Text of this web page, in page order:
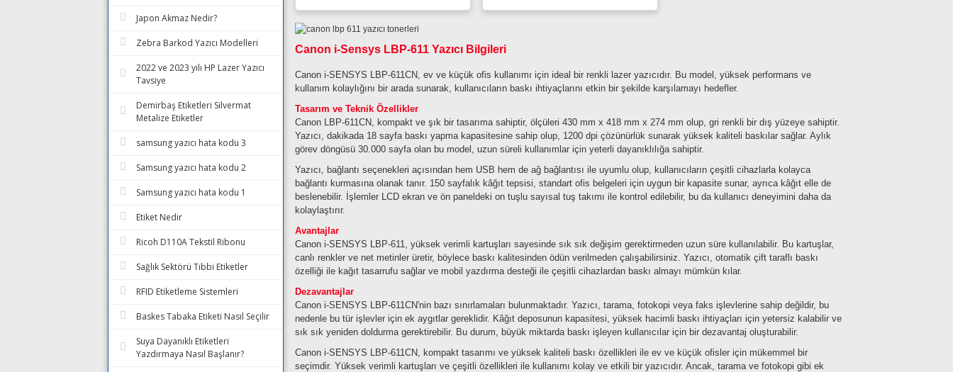
Japon Akmaz Nedir?
Zebra Barkod Yazıcı Modelleri
2022 ve 2023 yılı HP Lazer Yazıcı
Tavsiye
Demirbaş Etiketleri Silvermat
Metalize Etiketler
samsung yazıcı hata kodu 3
Samsung yazıcı hata kodu 2
Samsung yazıcı hata kodu 1
Etiket Nedir
Ricoh D110A Tekstil Ribonu
Sağlık Sektörü Tıbbi Etiketler
RFID Etiketleme Sistemleri
Baskes Tabaka Etiketi Nasıl Seçilir
Suya Dayanıklı Etiketleri
Yazdırmaya Nasıl Başlanır?
Canon i-Sensys LBP-611 Yazıcı Bilgileri
Canon i-SENSYS LBP-611CN, ev ve küçük ofis kullanımı için ideal bir renkli lazer yazıcıdır. Bu model, yüksek performans ve
kullanım kolaylığını bir arada sunarak, kullanıcıların baskı ihtiyaçlarını etkin bir şekilde karşılamayı hedefler.
Tasarım ve Teknik Özellikler
Canon LBP-611CN, kompakt ve şık bir tasarıma sahiptir, ölçüleri 430 mm x 418 mm x 274 mm olup, gri renkli bir dış yüzeye sahiptir.
Yazıcı, dakikada 18 sayfa baskı yapma kapasitesine sahip olup, 1200 dpi çözünürlük sunarak yüksek kaliteli baskılar sağlar. Aylık
görev döngüsü 30.000 sayfa olan bu model, uzun süreli kullanımlar için yeterli dayanıklılığa sahiptir.
Yazıcı, bağlantı seçenekleri açısından hem USB hem de ağ bağlantısı ile uyumlu olup, kullanıcıların çeşitli cihazlarla kolayca
bağlantı kurmasına olanak tanır. 150 sayfalık kâğıt tepsisi, standart ofis belgeleri için uygun bir kapasite sunar, ayrıca kâğıt elle de
beslenebilir. İşlemler LCD ekran ve ön paneldeki on tuşlu sayısal tuş takımı ile kontrol edilebilir, bu da kullanıcı deneyimini daha da
kolaylaştırır.
Avantajlar
Canon i-SENSYS LBP-611, yüksek verimli kartuşları sayesinde sık sık değişim gerektirmeden uzun süre kullanılabilir. Bu kartuşlar,
canlı renkler ve net metinler üretir, böylece baskı kalitesinden ödün verilmeden çalışabilirsiniz. Yazıcı, otomatik çift taraflı baskı
özelliği ile kağıt tasarrufu sağlar ve mobil yazdırma desteği ile çeşitli cihazlardan baskı almayı mümkün kılar.
Dezavantajlar
Canon i-SENSYS LBP-611CN'nin bazı sınırlamaları bulunmaktadır. Yazıcı, tarama, fotokopi veya faks işlevlerine sahip değildir, bu
nedenle bu tür işlevler için ek aygıtlar gereklidir. Kâğıt deposunun kapasitesi, yüksek hacimli baskı ihtiyaçları için yetersiz kalabilir ve
sık sık yeniden doldurma gerektirebilir. Bu durum, büyük miktarda baskı işleyen kullanıcılar için bir dezavantaj oluşturabilir.
Canon i-SENSYS LBP-611CN, kompakt tasarımı ve yüksek kaliteli baskı özellikleri ile ev ve küçük ofisler için mükemmel bir
seçimdir. Yüksek verimli kartuşları ve çeşitli özellikleri ile kullanımı kolay ve etkili bir yazıcıdır. Ancak, tarama ve fotokopi gibi ek